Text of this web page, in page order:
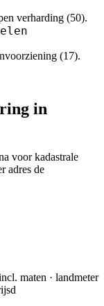
verharding (50).
(17).
in
voor kadastrale
adres de
maten · landmeter